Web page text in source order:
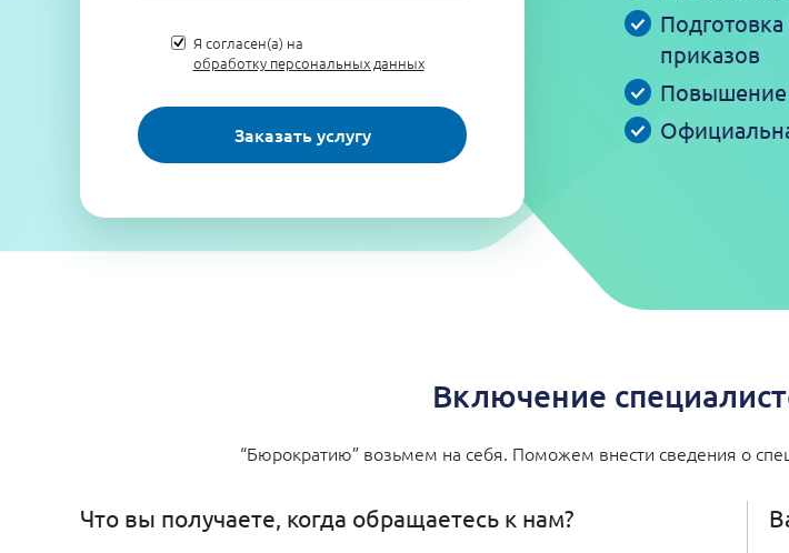
Я согласен(а) на
обработку персональных данных
Заказать услугу
приказов
Повышение
Включение
“Бюрократию” возьмем на себя. Поможем внести сведения о
Что вы получаете, когда обращаетесь к нам?